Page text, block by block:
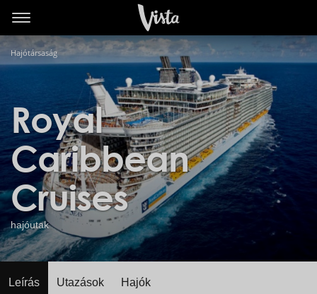
Hajótársaság
Royal
Caribbean
Cruises
hajóutak
Leírás Utazások Hajók